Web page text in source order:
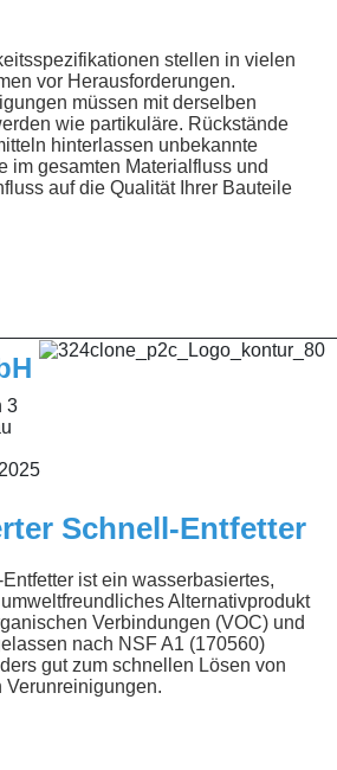
stellen in vielen
vor Herausforderungen.
müssen mit derselben
wie partikuläre. Rückstände
hinterlassen unbekannte
im gesamten Materialfluss und
auf die Qualität Ihrer Bauteile
3
Schnell-Entfetter
ist ein wasserbasiertes,
Alternativprodukt
Verbindungen (VOC) und
nach NSF A1 (170560)
gut zum schnellen Lösen von
Verunreinigungen.